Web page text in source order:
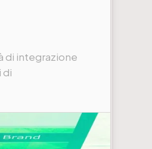
di integrazione
di